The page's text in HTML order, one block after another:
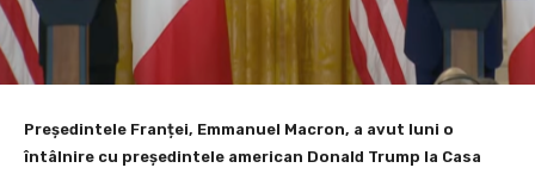
Președintele Franței, Emmanuel Macron, a avut luni o
întâlnire cu președintele american Donald Trump la Casa